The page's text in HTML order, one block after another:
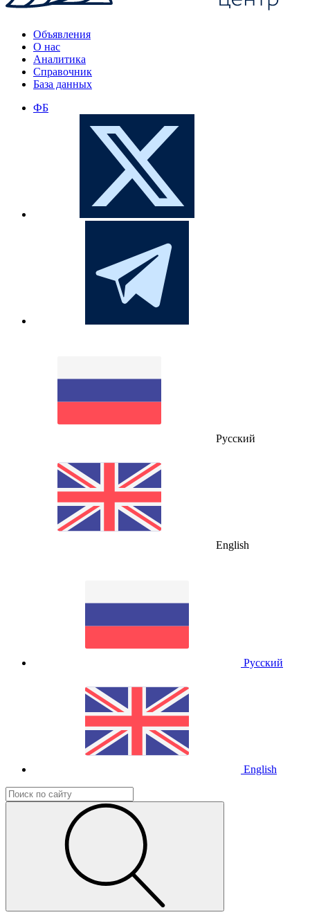
Объявления
О нас
Аналитика
Справочник
База данных
ФБ
Русский
English
Русский
English